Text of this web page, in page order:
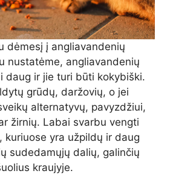
dėmesį į angliavandenių
nustatėme, angliavandenių
daug ir jie turi būti kokybiški.
grūdų, daržovių, o jei
alternatyvų, pavyzdžiui,
žirnių. Labai svarbu vengti
kuriuose yra užpildų ir daug
sudedamųjų dalių, galinčių
kraujyje.